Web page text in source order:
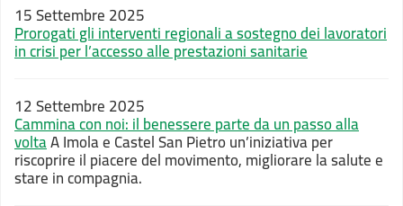
15 Settembre 2025
Prorogati gli interventi regionali a sostegno dei lavoratori
in crisi per l’accesso alle prestazioni sanitarie
12 Settembre 2025
Cammina con noi: il benessere parte da un passo alla
voltaA Imola e Castel San Pietro un’iniziativa per
riscoprire il piacere del movimento, migliorare la salute e
stare in compagnia.